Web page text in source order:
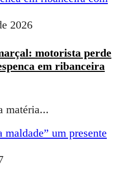
2026
motorista perde
em ribanceira
matéria...